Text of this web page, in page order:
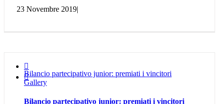
23 Novembre 2019|
Bilancio partecipativo junior: premiati i vincitori
Gallery
Bilancio partecipativo junior: premiati i vincitori

